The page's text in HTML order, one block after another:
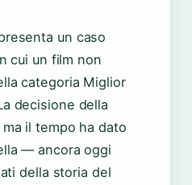
un caso
cui un film non
categoria Miglior
decisione della
il tempo ha dato
— ancora oggi
della storia del